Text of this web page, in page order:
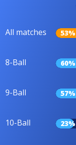
All matches 53%
8-Ball 60%
9-Ball 57%
10-Ball 23%